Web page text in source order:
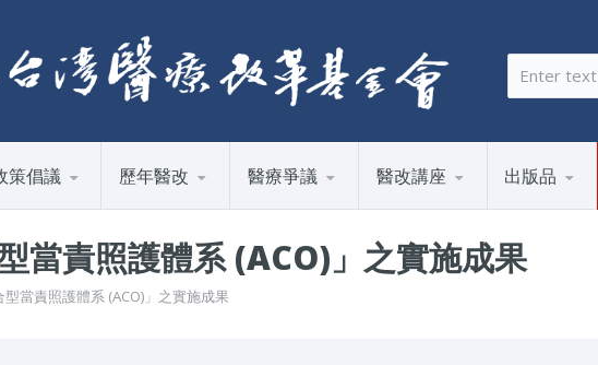
搜尋表單
搜尋
策倡議 歷年醫改 醫療爭議 醫改講座 出版品
當責照護體系 (ACO)」之實施成果
當責照護體系 (ACO)」之實施成果